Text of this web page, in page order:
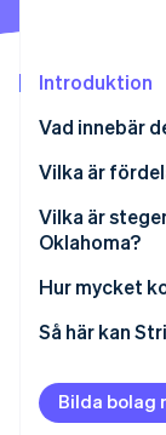
Introduktion
Vad innebär
Vilka är
Vilka är
Oklahoma?
1. Välj ett
2. Välj ett
3. Lämna in
4. Registrera
Hur mycket
Så här kan
Ansök till
Ta emot
Bilda bolag